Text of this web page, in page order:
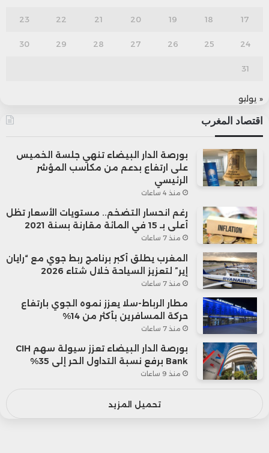
17
18
19
20
21
22
23
24
25
26
27
28
29
30
31
« يوليو
اقتصاد المغرب
بورصة الدار البيضاء تنهي جلسة الخميس
على ارتفاع بدعم من مكاسب المؤشر
الرئيسي
منذ 4 ساعات
رغم انحسار التضخم.. مستويات الأسعار تظل
أعلى بـ 15 في المائة مقارنة بسنة 2021
منذ 7 ساعات
المغرب يطلق أكبر برنامج ربط جوي مع “رايان
إير” لتعزيز السياحة خلال شتاء 2026
منذ 7 ساعات
مطار الرباط-سلا يعزز نموه الجوي بارتفاع
حركة المسافرين بأكثر من 14%
منذ 7 ساعات
بورصة الدار البيضاء تعزز سيولة سهم CIH
Bank برفع نسبة التداول الحر إلى 35%
منذ 9 ساعات
تحميل المزيد